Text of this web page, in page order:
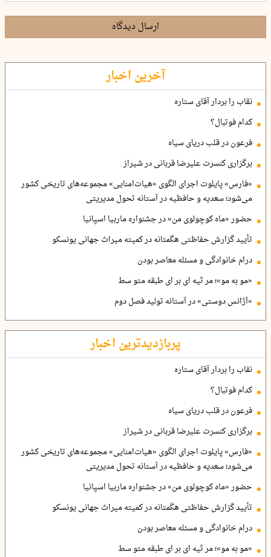
ارسال دیدگاه
آخرین اخبار
نقاب را بردار آقای ستاره
کدام فوتبال؟
فرعون در قلب دریای سیاه
برگزاری کنسرت علیرضا قربانی در شیراز
«فارس» پایلوت اجرای الگوی «هیات‌امنایی» مجموعه‌های تاریخی کشور
می‌شود؛ سعدیه و حافظیه در آستانه تحول مدیریتی
حضور «ماه کوچولوی من» در جشنواره ماربیا اسپانیا
تأیید گزارش حفاظتی هگمتانه در کمیته میراث جهانی یونسکو
درام خانوادگی و مسئله معاصر بودن
«مو به مو»؛ مر ثیه ای بر ای طبقه متو سط
«آژانس دوستی» در آستانه تولید فصل دوم
پربازدیدترین اخبار
نقاب را بردار آقای ستاره
کدام فوتبال؟
فرعون در قلب دریای سیاه
برگزاری کنسرت علیرضا قربانی در شیراز
«فارس» پایلوت اجرای الگوی «هیات‌امنایی» مجموعه‌های تاریخی کشور
می‌شود؛ سعدیه و حافظیه در آستانه تحول مدیریتی
حضور «ماه کوچولوی من» در جشنواره ماربیا اسپانیا
تأیید گزارش حفاظتی هگمتانه در کمیته میراث جهانی یونسکو
درام خانوادگی و مسئله معاصر بودن
«مو به مو»؛ مر ثیه ای بر ای طبقه متو سط